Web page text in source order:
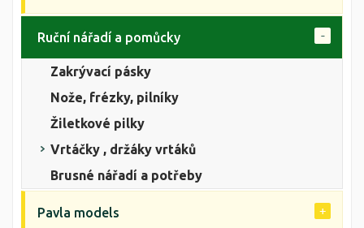
Ruční nářadí a pomůcky
Zakrývací pásky
Nože, frézky, pilníky
Žiletkové pilky
Vrtáčky , držáky vrtáků
Brusné nářadí a potřeby
Pavla models